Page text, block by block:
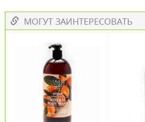
МОГУТ ЗАИНТЕРЕСОВАТЬ